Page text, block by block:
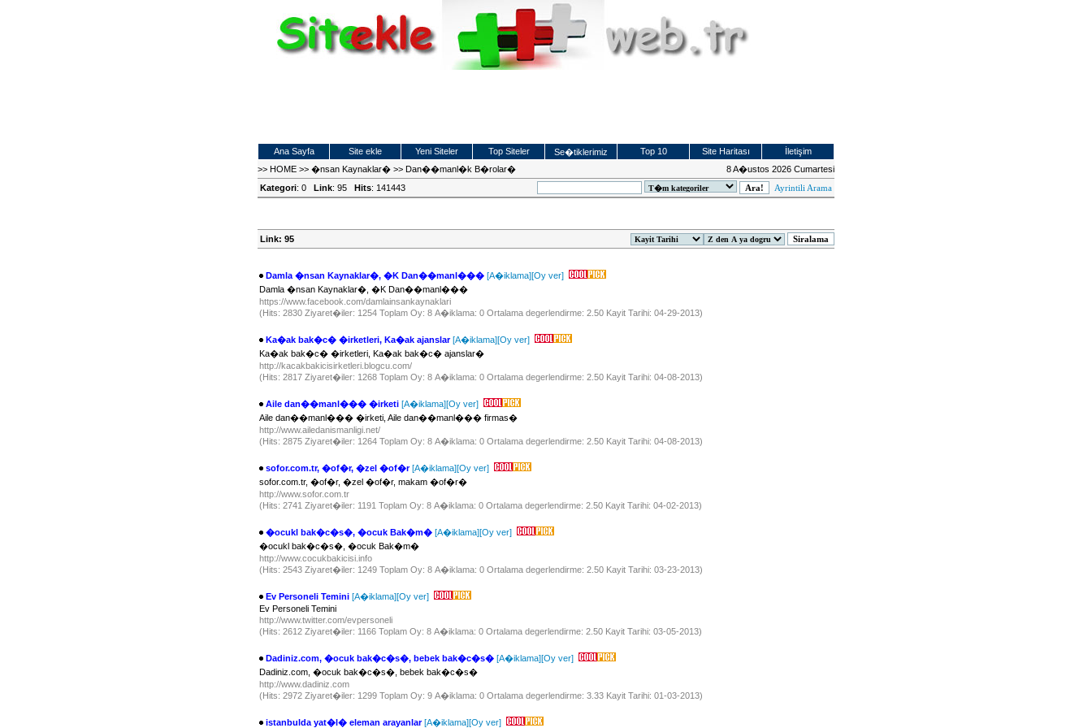
Ana Sayfa Site ekle Yeni Siteler Top Siteler Se�tiklerimiz Top 10 Site Haritası
İletişim
>> HOME >> �nsan Kaynaklar� >> Dan��manl�k B�rolar�
8 A�ustos 2026 Cumartesi
Kategori: 0 Link: 95 Hits: 141443 Ayrintili Arama
Link: 95
Damla �nsan Kaynaklar�, �K Dan��manl��� [A�iklama][Oy ver]
Damla �nsan Kaynaklar�, �K Dan��manl���
https://www.facebook.com/damlainsankaynaklari
(Hits: 2830 Ziyaret�iler: 1254 Toplam Oy: 8 A�iklama: 0 Ortalama degerlendirme: 2.50 Kayit Tarihi: 04-29-2013)
Ka�ak bak�c� �irketleri, Ka�ak ajanslar [A�iklama][Oy ver]
Ka�ak bak�c� �irketleri, Ka�ak bak�c� ajanslar�
http://kacakbakicisirketleri.blogcu.com/
(Hits: 2817 Ziyaret�iler: 1268 Toplam Oy: 8 A�iklama: 0 Ortalama degerlendirme: 2.50 Kayit Tarihi: 04-08-2013)
Aile dan��manl��� �irketi [A�iklama][Oy ver]
Aile dan��manl��� �irketi, Aile dan��manl��� firmas�
http://www.ailedanismanligi.net/
(Hits: 2875 Ziyaret�iler: 1264 Toplam Oy: 8 A�iklama: 0 Ortalama degerlendirme: 2.50 Kayit Tarihi: 04-08-2013)
sofor.com.tr, �of�r, �zel �of�r [A�iklama][Oy ver]
sofor.com.tr, �of�r, �zel �of�r, makam �of�r�
http://www.sofor.com.tr
(Hits: 2741 Ziyaret�iler: 1191 Toplam Oy: 8 A�iklama: 0 Ortalama degerlendirme: 2.50 Kayit Tarihi: 04-02-2013)
�ocukl bak�c�s�, �ocuk Bak�m� [A�iklama][Oy ver]
�ocukl bak�c�s�, �ocuk Bak�m�
http://www.cocukbakicisi.info
(Hits: 2543 Ziyaret�iler: 1249 Toplam Oy: 8 A�iklama: 0 Ortalama degerlendirme: 2.50 Kayit Tarihi: 03-23-2013)
Ev Personeli Temini [A�iklama][Oy ver]
Ev Personeli Temini
http://www.twitter.com/evpersoneli
(Hits: 2612 Ziyaret�iler: 1166 Toplam Oy: 8 A�iklama: 0 Ortalama degerlendirme: 2.50 Kayit Tarihi: 03-05-2013)
Dadiniz.com, �ocuk bak�c�s�, bebek bak�c�s� [A�iklama][Oy ver]
Dadiniz.com, �ocuk bak�c�s�, bebek bak�c�s�
http://www.dadiniz.com
(Hits: 2972 Ziyaret�iler: 1299 Toplam Oy: 9 A�iklama: 0 Ortalama degerlendirme: 3.33 Kayit Tarihi: 01-03-2013)
istanbulda yat�l� eleman arayanlar [A�iklama][Oy ver]